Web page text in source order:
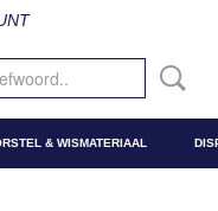
& WISMATERIAAL